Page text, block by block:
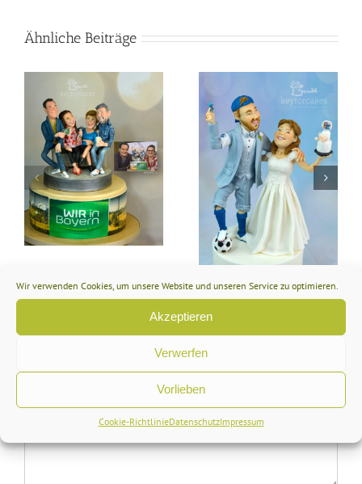
Wir verwenden Cookies, um unsere Website und unseren Service zu optimieren.
Akzeptieren
Verwerfen
Vorlieben
Cookie-RichtlinieDatenschutzImpressum
Ähnliche Beiträge
Lustiger Tortentopper
für die Hochzeit eines
Fußballers und einer
Hobby Bäckerin
Steampunk
Collaboration 2024
Hinterlasse einen Kommentar
Kommentar